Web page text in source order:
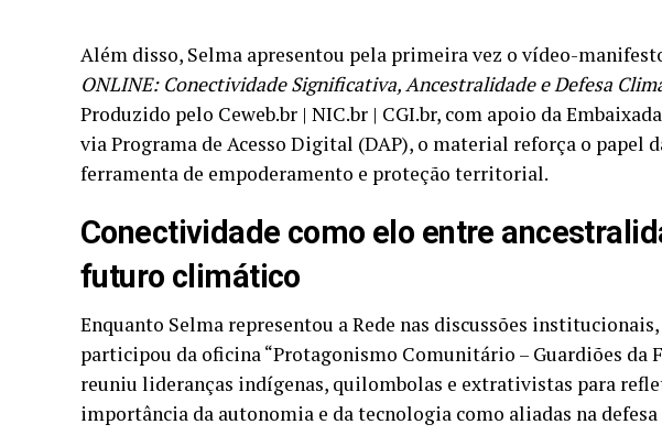
Além disso, Selma apresentou pela primeira vez o vídeo-
ONLINE: Conectividade Significativa, Ancestralidade e Defesa
Produzido pelo Ceweb.br | NIC.br | CGI.br, com apoio da
via Programa de Acesso Digital (DAP), o material reforça o papel
ferramenta de empoderamento e proteção territorial.
Conectividade como elo entre
futuro climático
Enquanto Selma representou a Rede nas discussões
participou da oficina “Protagonismo Comunitário – Guardiões da
reuniu lideranças indígenas, quilombolas e extrativistas para
importância da autonomia e da tecnologia como aliadas na